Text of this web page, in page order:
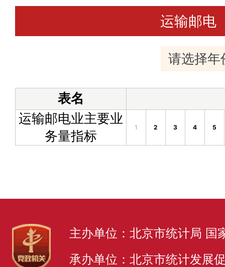
运输邮电
表名
运输邮电业主要业
务量指标
1 2 3 4 5
主办单位：北京市统计局 国
承办单位：北京市统计发展